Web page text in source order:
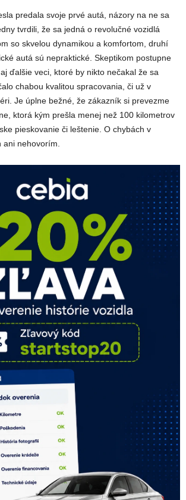
predala svoje prvé autá, názory na ne sa
tvrdili, že sa jedná o revolučné vozidlá
so skvelou dynamikou a komfortom, druhí
autá sú nepraktické. Skeptikom postupne
ďalšie veci, ktoré by nikto nečakal že sa
chabou kvalitou spracovania, či už v
Je úplne bežné, že zákazník si prevezme
ktorá kým prešla menej než 100 kilometrov
pieskovanie či leštenie. O chybách v
nehovorím.